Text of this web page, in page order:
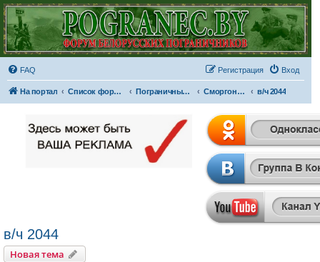
FAQ Вход
Регистрация
На портал Список форумов Пограничные отряды и части Сморгонская пограничная группа в/ч 2044
в/ч 2044
Новая тема